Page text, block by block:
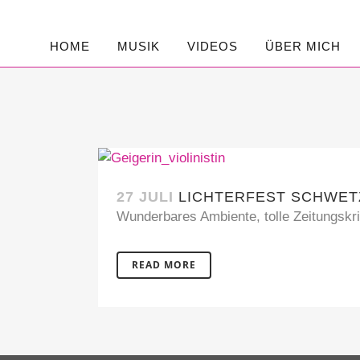
HOME MUSIK VIDEOS ÜBER MICH
27 JULI LICHTERFEST
Wunderbares Ambiente, tolle
READ MORE